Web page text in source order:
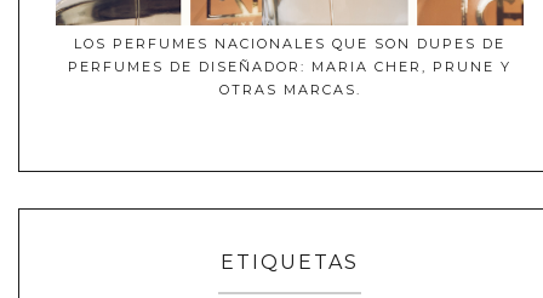
LOS PERFUMES NACIONALES QUE SON DUPES DE
PERFUMES DE DISEÑADOR: MARIA CHER, PRUNE Y
OTRAS MARCAS.
ETIQUETAS